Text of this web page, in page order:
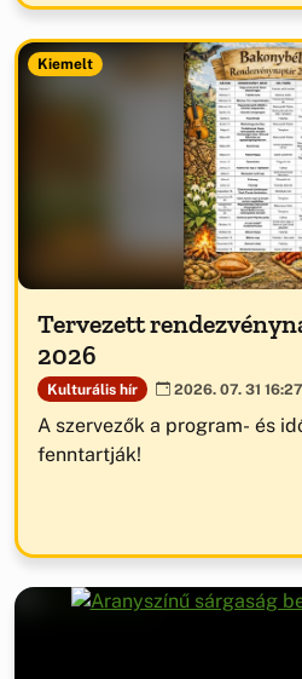
Kiemelt
Tervezett
2026
Kulturális hír 2026. 07. 31 16:27
A szervezők a program- és
fenntartják!